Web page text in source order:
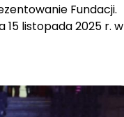
Fundacji.
15 listopada 2025 r. w